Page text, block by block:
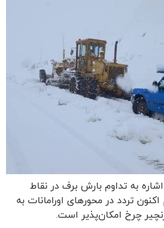
به تداوم بارش برف در نقاط
تردد در محورهای اورامانات به
چرخ امکان‌پذیر است.